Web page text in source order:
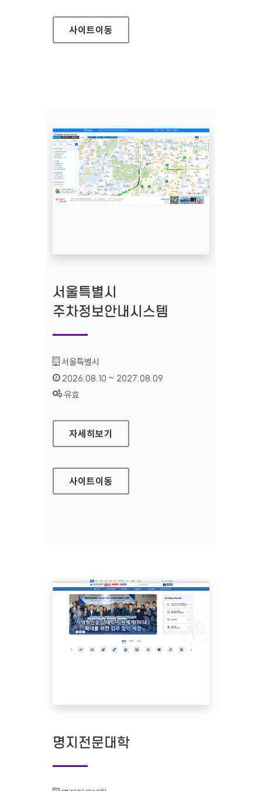
사이트이동
서울특별시
주차정보안내시스템
기관명 :
서울특별시
인증기간 :
2026.08.10 ~ 2027.08.09
상태 :
유효
서울특별시 주차정보안내시스템
자세히보기
사이트이동
명지전문대학